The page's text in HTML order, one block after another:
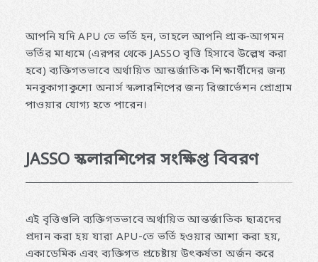
আপনি যদি APU তে ভর্তি হন, তাহলে আপনি প্রাক-আগমন
ভর্তির মাধ্যমে (এরপর থেকে JASSO বৃত্তি হিসাবে উল্লেখ করা
হবে) ব্যক্তিগতভাবে অর্থায়িত আন্তর্জাতিক শিক্ষার্থীদের জন্য
মনবুকাগাকুশো অনার্স স্কলারশিপের জন্য রিজার্ভেশন প্রোগ্রাম
পাওয়ার যোগ্য হতে পারেন।
JASSO স্কলারশিপের সংক্ষিপ্ত বিবরণ
এই বৃত্তিগুলি ব্যক্তিগতভাবে অর্থায়িত আন্তর্জাতিক ছাত্রদের
প্রদান করা হয় যারা APU-তে ভর্তি হওয়ার আশা করা হয়,
একাডেমিক এবং ব্যক্তিগত প্রচেষ্টায় উৎকর্ষতা অর্জন করে